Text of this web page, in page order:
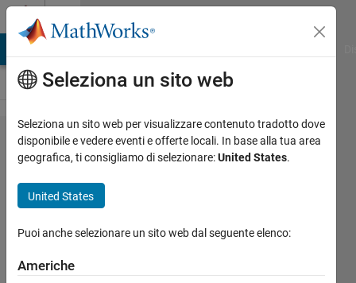
Vai al contenuto
Problem
47018.
Matrix
operation
Payam
Morsali
Seleziona un sito web
Seleziona un sito web per visualizzare contenuto tradotto dove
disponibile e vedere eventi e offerte locali. In base alla tua area
geografica, ti consigliamo di selezionare:United States.
United States
Puoi anche selezionare un sito web dal seguente elenco:
Americhe